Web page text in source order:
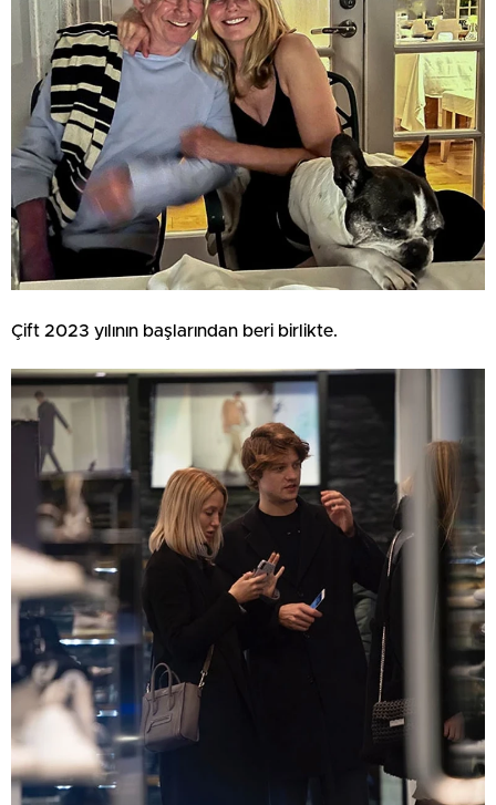
Çift 2023 yılının başlarından beri birlikte.